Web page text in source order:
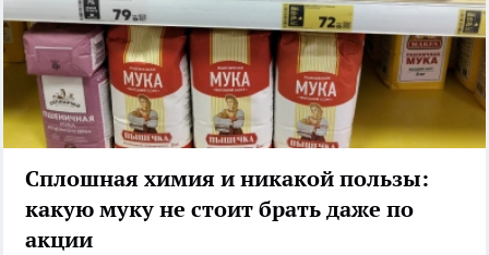
Сплошная химия и никакой пользы:
какую муку не стоит брать даже по
акции